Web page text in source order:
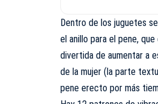
Dentro de los juguetes
el anillo para el pene,
divertida de aumentar a
de la mujer (la parte
pene erecto por más